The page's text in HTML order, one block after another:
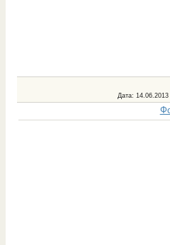
Дата: